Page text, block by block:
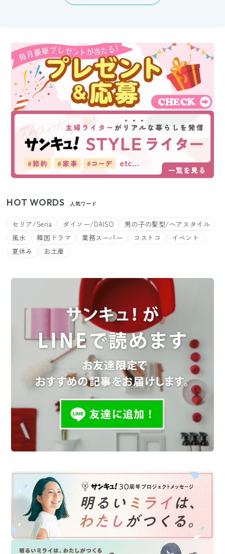
HOT WORDS 人気ワード
セリア/Seria ダイソー/DAISO
男の子の髪型/ヘアスタイル
風水
韓国ドラマ 業務スーパー コストコ
イベント
夏休み
お土産